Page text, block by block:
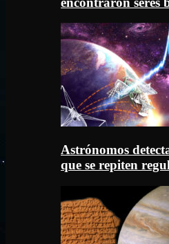
Astrónomos
que se repiten